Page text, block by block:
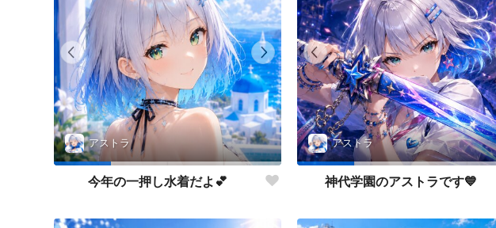
アストラ
今年の一押し水着だよ💕
アストラ
神代学園のアストラです💙